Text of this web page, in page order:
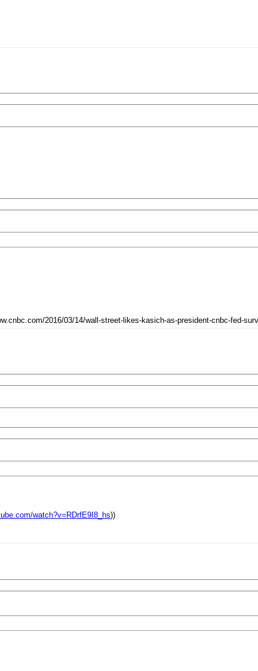
2016/03/14/wall-street-likes-kasich-as-president-cnbc-fed-
watch?v=RDrfE9I8_hs))